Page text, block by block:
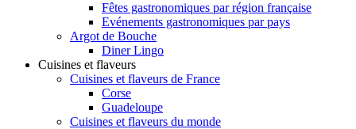
Fêtes gastronomiques par région française
Evénements gastronomiques par pays
Argot de Bouche
Diner Lingo
Cuisines et flaveurs
Cuisines et flaveurs de France
Corse
Guadeloupe
Cuisines et flaveurs du monde